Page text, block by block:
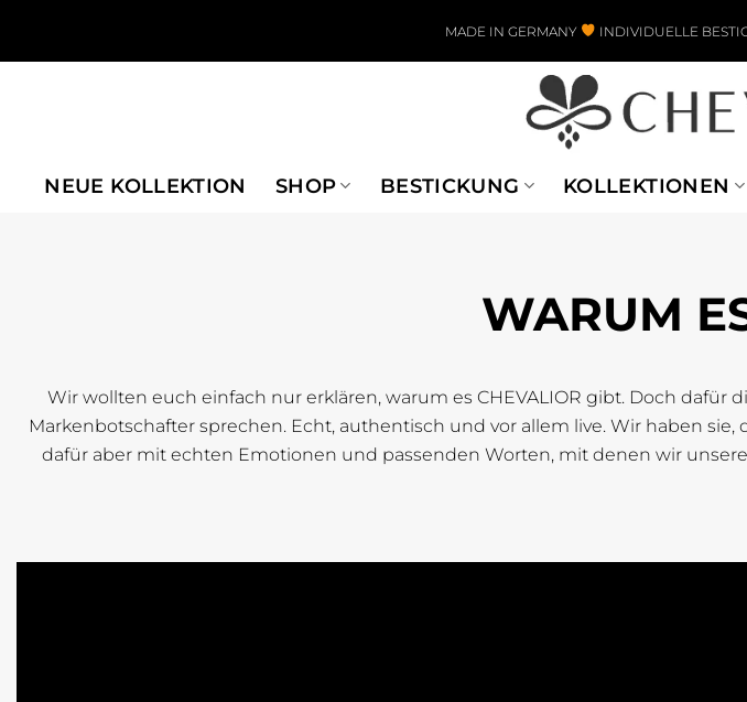
MADE IN GERMANY INDIVIDUELLE
NEUE KOLLEKTION SHOP BESTICKUNG KOLLEKTIONEN
WARUM
Wir wollten euch einfach nur erklären, warum es CHEVALIOR gibt. Doch
Markenbotschafter sprechen. Echt, authentisch und vor allem live. Wir haben
dafür aber mit echten Emotionen und passenden Worten, mit denen wir